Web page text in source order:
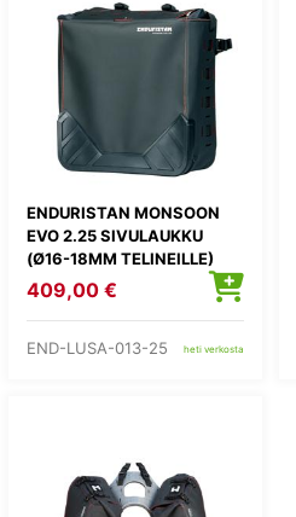
ENDURISTAN MONSOON
EVO 2.25 SIVULAUKKU
(Ø16-18MM TELINEILLE)
409,00 €
END-LUSA-013-25 heti verkosta